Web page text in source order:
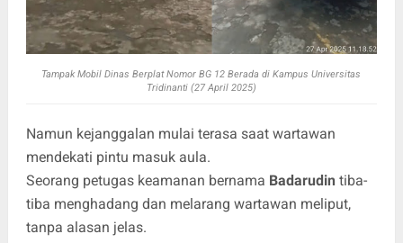
Tampak Mobil Dinas Berplat Nomor BG 12 Berada di Kampus Universitas
Tridinanti (27 April 2025)
Namun kejanggalan mulai terasa saat wartawan
mendekati pintu masuk aula.
Seorang petugas keamanan bernama Badarudin tiba-
tiba menghadang dan melarang wartawan meliput,
tanpa alasan jelas.